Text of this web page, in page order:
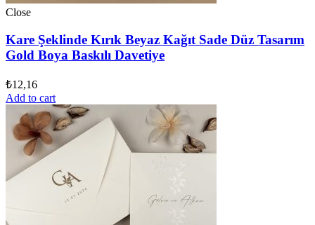
Close
Kare Şeklinde Kırık Beyaz Kağıt Sade Düz Tasarım
Gold Boya Baskılı Davetiye
₺12,16
Add to cart